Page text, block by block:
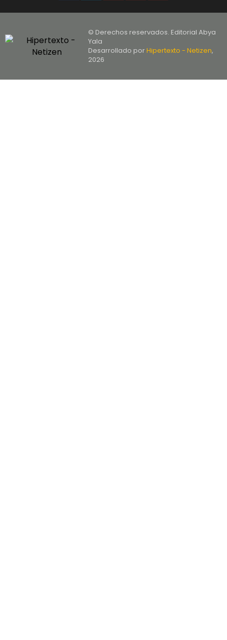
© Derechos reservados. Editorial Abya
Yala
Desarrollado porHipertexto - Netizen,
2026